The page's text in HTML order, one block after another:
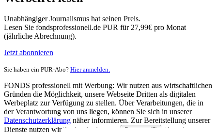
Unabhängiger Journalismus hat seinen Preis.
Lesen Sie fondsprofessionell.de PUR für 27,99€ pro Monat
(jährliche Abrechnung).
Jetzt abonnieren
Sie haben ein PUR-Abo? Hier anmelden.
FONDS professionell mit Werbung: Wir nutzen aus wirtschaftlichen
Gründen die Möglichkeit, unsere Webseite Dritten als digitalen
Werbeplatz zur Verfügung zu stellen. Über Verarbeitungen, die in
der Verantwortung von uns liegen, können Sie sich in unserer
Datenschutzerklärung näher informieren. Zur Bereitstellung unserer
Dienste nutzen wir Technologien von
Partnern (5)
. Zwecke: